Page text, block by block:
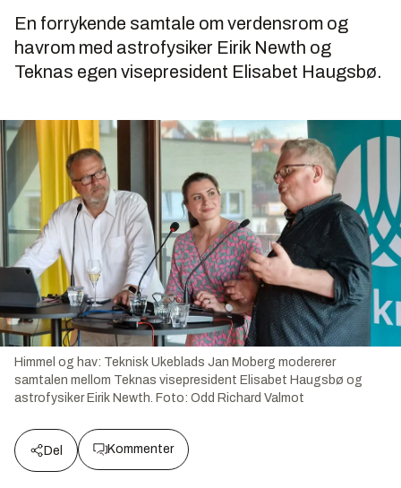
En forrykende samtale om verdensrom og
havrom med astrofysiker Eirik Newth og
Teknas egen visepresident Elisabet Haugsbø.
Himmel og hav: Teknisk Ukeblads Jan Moberg modererer
samtalen mellom Teknas visepresident Elisabet Haugsbø og
astrofysiker Eirik Newth. Foto: Odd Richard Valmot
Del Kommenter